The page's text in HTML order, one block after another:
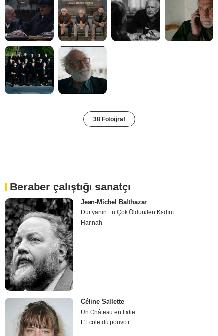
38 Fotoğraf
Beraber çalıştığı sanatçı
Jean-Michel Balthazar
Dünyanın En Çok Öldürülen Kadını
Hannah
Céline Sallette
Un Château en Italie
L'Ecole du pouvoir